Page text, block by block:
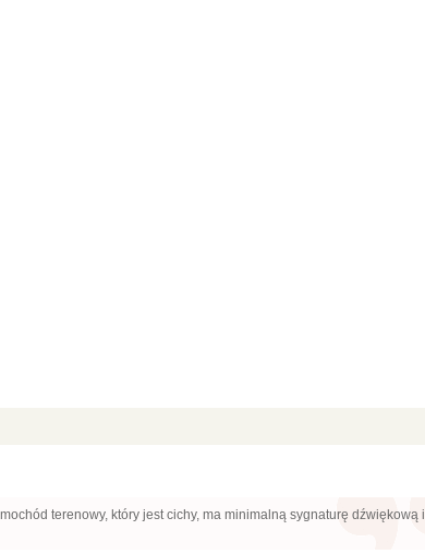
terenowy, który jest cichy, ma minimalną sygnaturę dźwiękową i